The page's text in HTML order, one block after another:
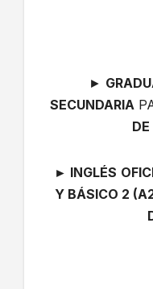
►
SECUNDARIA
► INGLÉS
Y BÁSICO 2